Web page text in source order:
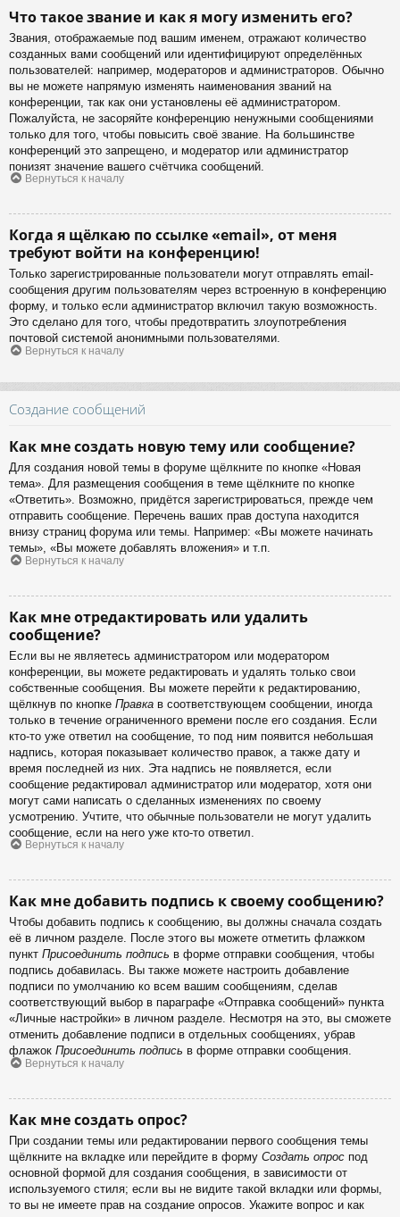
Что такое звание и как я могу изменить его?
Звания, отображаемые под вашим именем, отражают количество
созданных вами сообщений или идентифицируют определённых
пользователей: например, модераторов и администраторов. Обычно
вы не можете напрямую изменять наименования званий на
конференции, так как они установлены её администратором.
Пожалуйста, не засоряйте конференцию ненужными сообщениями
только для того, чтобы повысить своё звание. На большинстве
конференций это запрещено, и модератор или администратор
понизят значение вашего счётчика сообщений.
Вернуться к началу
Когда я щёлкаю по ссылке «email», от меня
требуют войти на конференцию!
Только зарегистрированные пользователи могут отправлять email-
сообщения другим пользователям через встроенную в конференцию
форму, и только если администратор включил такую возможность.
Это сделано для того, чтобы предотвратить злоупотребления
почтовой системой анонимными пользователями.
Вернуться к началу
Создание сообщений
Как мне создать новую тему или сообщение?
Для создания новой темы в форуме щёлкните по кнопке «Новая
тема». Для размещения сообщения в теме щёлкните по кнопке
«Ответить». Возможно, придётся зарегистрироваться, прежде чем
отправить сообщение. Перечень ваших прав доступа находится
внизу страниц форума или темы. Например: «Вы можете начинать
темы», «Вы можете добавлять вложения» и т.п.
Вернуться к началу
Как мне отредактировать или удалить
сообщение?
Если вы не являетесь администратором или модератором
конференции, вы можете редактировать и удалять только свои
собственные сообщения. Вы можете перейти к редактированию,
щёлкнув по кнопке Правка в соответствующем сообщении, иногда
только в течение ограниченного времени после его создания. Если
кто-то уже ответил на сообщение, то под ним появится небольшая
надпись, которая показывает количество правок, а также дату и
время последней из них. Эта надпись не появляется, если
сообщение редактировал администратор или модератор, хотя они
могут сами написать о сделанных изменениях по своему
усмотрению. Учтите, что обычные пользователи не могут удалить
сообщение, если на него уже кто-то ответил.
Вернуться к началу
Как мне добавить подпись к своему сообщению?
Чтобы добавить подпись к сообщению, вы должны сначала создать
её в личном разделе. После этого вы можете отметить флажком
пункт Присоединить подпись в форме отправки сообщения, чтобы
подпись добавилась. Вы также можете настроить добавление
подписи по умолчанию ко всем вашим сообщениям, сделав
соответствующий выбор в параграфе «Отправка сообщений» пункта
«Личные настройки» в личном разделе. Несмотря на это, вы сможете
отменить добавление подписи в отдельных сообщениях, убрав
флажок Присоединить подпись в форме отправки сообщения.
Вернуться к началу
Как мне создать опрос?
При создании темы или редактировании первого сообщения темы
щёлкните на вкладке или перейдите в форму Создать опрос под
основной формой для создания сообщения, в зависимости от
используемого стиля; если вы не видите такой вкладки или формы,
то вы не имеете прав на создание опросов. Укажите вопрос и как